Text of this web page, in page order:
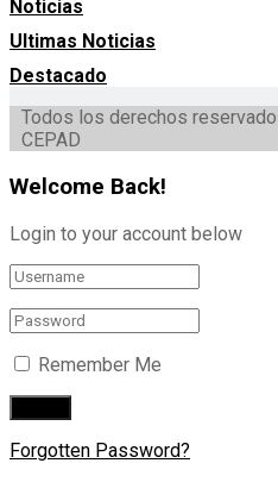
Noticias
Ultimas Noticias
Destacado
Todos los derechos
CEPAD
Welcome Back!
Login to your account below
Remember Me
Forgotten Password?